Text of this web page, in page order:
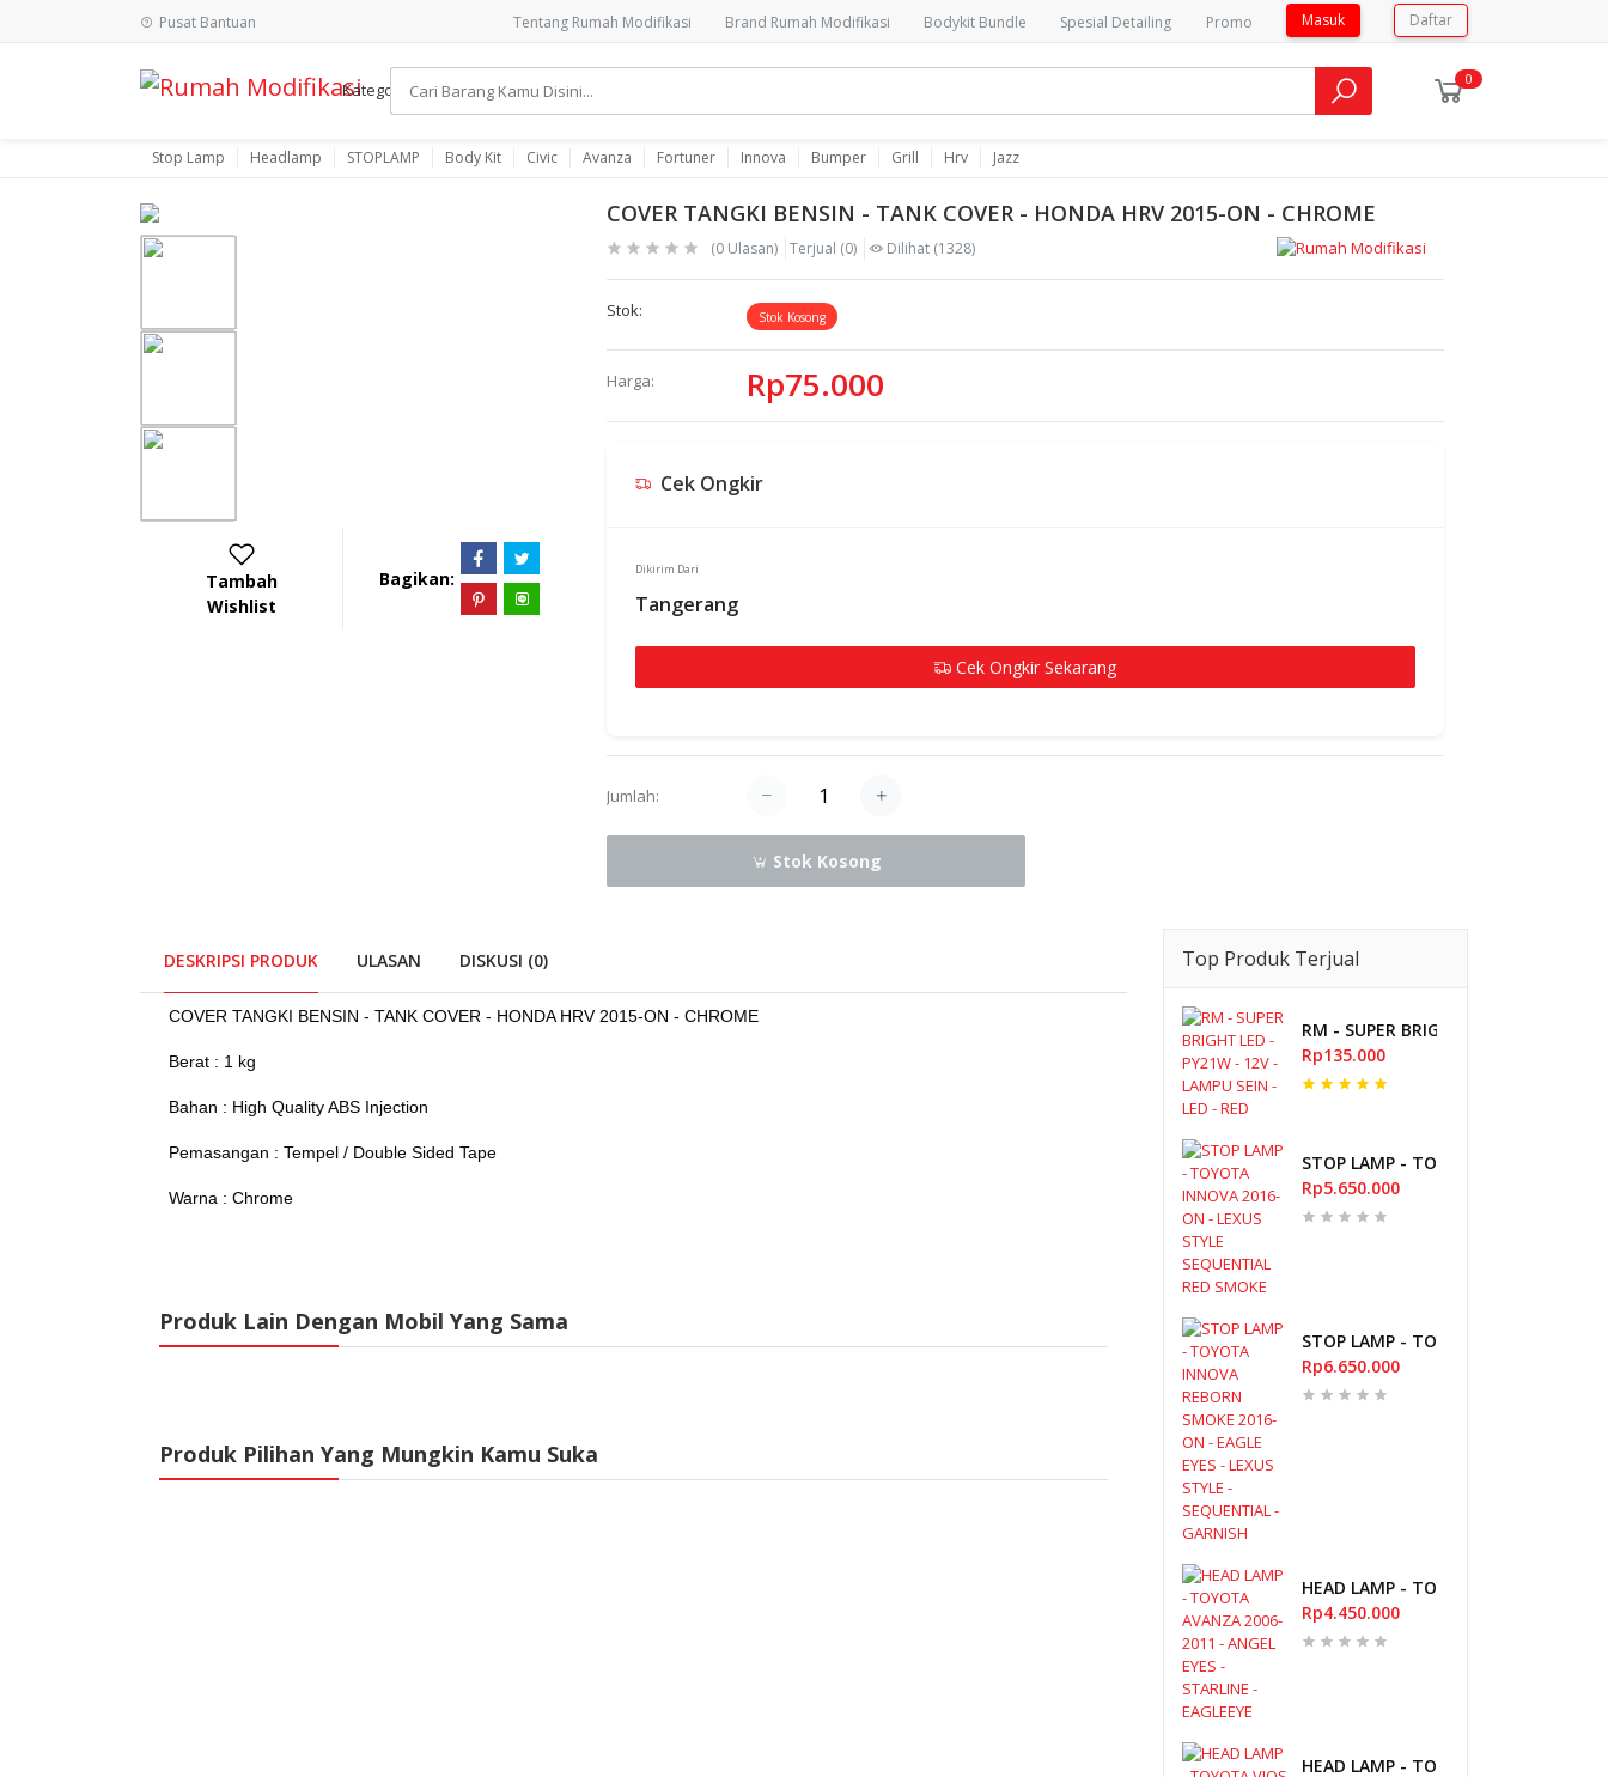
Pusat Bantuan Tentang Rumah Modifikasi Brand Rumah Modifikasi Bodykit Bundle Spesial Detailing Promo Masuk Daftar
Kategori
0
Stop Lamp Headlamp STOPLAMP Body Kit Civic Avanza Fortuner Innova Bumper Grill Hrv Jazz
Tambah
Wishlist
Bagikan:
COVER TANGKI BENSIN - TANK COVER - HONDA HRV 2015-ON - CHROME
(0 Ulasan) Terjual (0) Dilihat (1328)
Stok: Stok Kosong
Harga: Rp75.000
Cek Ongkir
Dikirim Dari
Tangerang
Cek Ongkir Sekarang
Jumlah:
Stok Kosong
DESKRIPSI PRODUK ULASAN DISKUSI (0)
COVER TANGKI BENSIN - TANK COVER - HONDA HRV 2015-ON - CHROME
Berat : 1 kg
Bahan : High Quality ABS Injection
Pemasangan : Tempel / Double Sided Tape
Warna : Chrome
Produk Lain Dengan Mobil Yang Sama
Produk Pilihan Yang Mungkin Kamu Suka
Top Produk Terjual
RM - SUPER BRIGHT LED - PY21W -
Rp135.000
STOP LAMP - TOYOTA INNOVA 2016-
Rp5.650.000
STOP LAMP - TOYOTA INNOVA
Rp6.650.000
HEAD LAMP - TOYOTA AVANZA 2006-
Rp4.450.000
HEAD LAMP - TOYOTA VIOS 2014-